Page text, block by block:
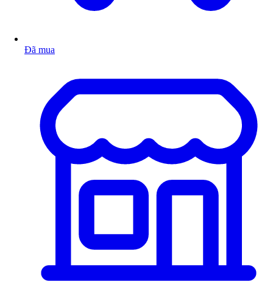
Đã mua